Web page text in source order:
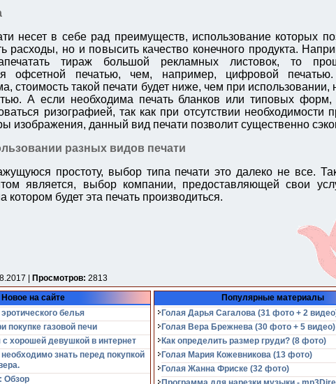
несет в себе рад преимуществ, использование которых
расходы, но и повысить качество конечного продукта.
тираж большой рекламных листовок, то
офсетной печатью, чем, например, цифровой
стоимость такой печати будет ниже, чем при использовании,
А если необходима печать бланков или типовых
ризографией, так как при отсутствии необходимости
изображения, данный вид печати позволит существенно
разных видов печати
простоту, выбор типа печати это далеко не все.
является, выбор компании, предоставляющей свои
котором будет эта печать производиться.
| Просмотров: 2813
Новое на сайте
белья
покупке газовой печи
с хорошей девушкой в интернет
знать перед покупкой
Обзор
Популярные материалы
Голая Дарья Сагалова (31 фото + 2
Голая Вера Брежнева (30 фото + 5 видео)
Как определить размер груди? (8 фото)
Голая Мария Кожевникова (13 фото)
Голая Жанна Фриске (32 фото)